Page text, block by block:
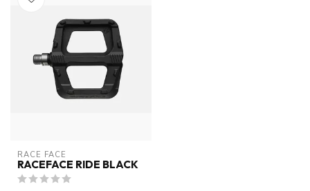
RACE FACE
RACEFACE RIDE BLACK